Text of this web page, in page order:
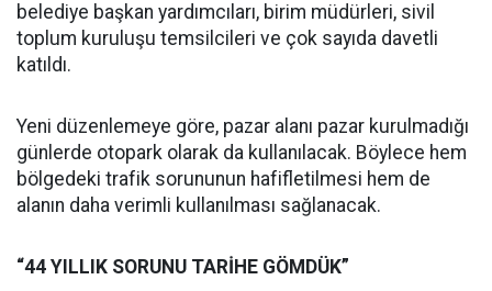
belediye başkan yardımcıları, birim müdürleri, sivil
toplum kuruluşu temsilcileri ve çok sayıda davetli
katıldı.
Yeni düzenlemeye göre, pazar alanı pazar kurulmadığı
günlerde otopark olarak da kullanılacak. Böylece hem
bölgedeki trafik sorununun hafifletilmesi hem de
alanın daha verimli kullanılması sağlanacak.
“44 YILLIK SORUNU TARİHE GÖMDÜK”